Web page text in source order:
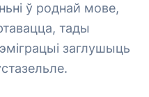
ў роднай мове,
тады
заглушыць